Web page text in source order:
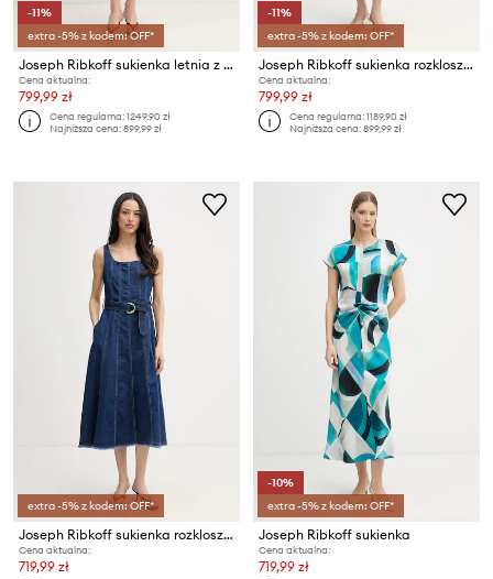
-11%
extra -5% z kodem: OFF*
Joseph Ribkoff sukienka letnia z wiskozą
Cena aktualna:
799,99 zł
Cena regularna:1249,90 zł
Najniższa cena:899,99 zł
-11%
extra -5% z kodem: OFF*
Joseph Ribkoff sukienka rozkloszowana z modalem
Cena aktualna:
799,99 zł
Cena regularna:1189,90 zł
Najniższa cena:899,99 zł
extra -5% z kodem: OFF*
Joseph Ribkoff sukienka rozkloszowana z bawełną
Cena aktualna:
719,99 zł
-10%
extra -5% z kodem: OFF*
Joseph Ribkoff sukienka
Cena aktualna:
719,99 zł